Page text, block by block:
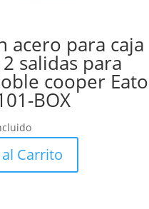
acero para caja
salidas para
cooper
BOX
Carrito